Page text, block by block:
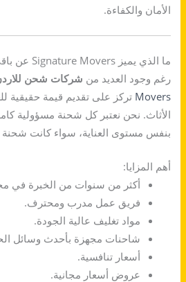
الأمان والكفاءة.
ما الذي يميز Signature Movers عن باقي شركات شحن للاردن؟
رغم وجود العديد من شركات شحن
Movers تركز على تقديم قيمة حقيقية
الأثاث. نحن نعتبر كل شحنة مسؤولية
بنفس مستوى العناية، سواء كانت شحنة
أهم المزايا:
أكثر من سنوات من الخبرة في
فريق عمل مدرب ومحترف.
مواد تغليف عالية الجودة.
شاحنات مجهزة بأحدث وسائل
أسعار تنافسية.
عروض أسعار مجانية.